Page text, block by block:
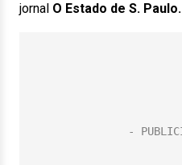
jornal O Estado de S. Paulo.